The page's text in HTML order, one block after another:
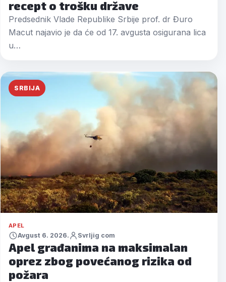
recept o trošku države
Predsednik Vlade Republike Srbije prof. dr Đuro
Macut najavio je da će od 17. avgusta osigurana lica
u…
SRBIJA
APEL
Avgust 6. 2026. Svrljig com
Apel građanima na maksimalan
oprez zbog povećanog rizika od
požara